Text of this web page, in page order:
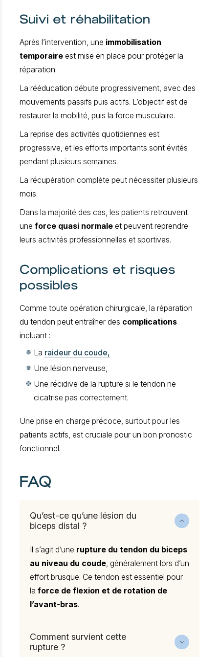
Suivi et réhabilitation
Après l’intervention, une immobilisation
temporaire est mise en place pour protéger la
réparation.
La rééducation débute progressivement, avec des
mouvements passifs puis actifs. L’objectif est de
restaurer la mobilité, puis la force musculaire.
La reprise des activités quotidiennes est
progressive, et les efforts importants sont évités
pendant plusieurs semaines.
La récupération complète peut nécessiter plusieurs
mois.
Dans la majorité des cas, les patients retrouvent
une force quasi normale et peuvent reprendre
leurs activités professionnelles et sportives.
Complications et risques
possibles
Comme toute opération chirurgicale, la réparation
du tendon peut entraîner des complications
incluant :
La raideur du coude,
Une lésion nerveuse,
Une récidive de la rupture si le tendon ne
cicatrise pas correctement.
Une prise en charge précoce, surtout pour les
patients actifs, est cruciale pour un bon pronostic
fonctionnel.
FAQ
Qu’est-ce qu’une lésion du
biceps distal ?
Il s’agit d’une rupture du tendon du biceps
au niveau du coude , généralement lors d’un
effort brusque. Ce tendon est essentiel pour
la force de flexion et de rotation de
l’avant-bras.
Comment survient cette
rupture ?